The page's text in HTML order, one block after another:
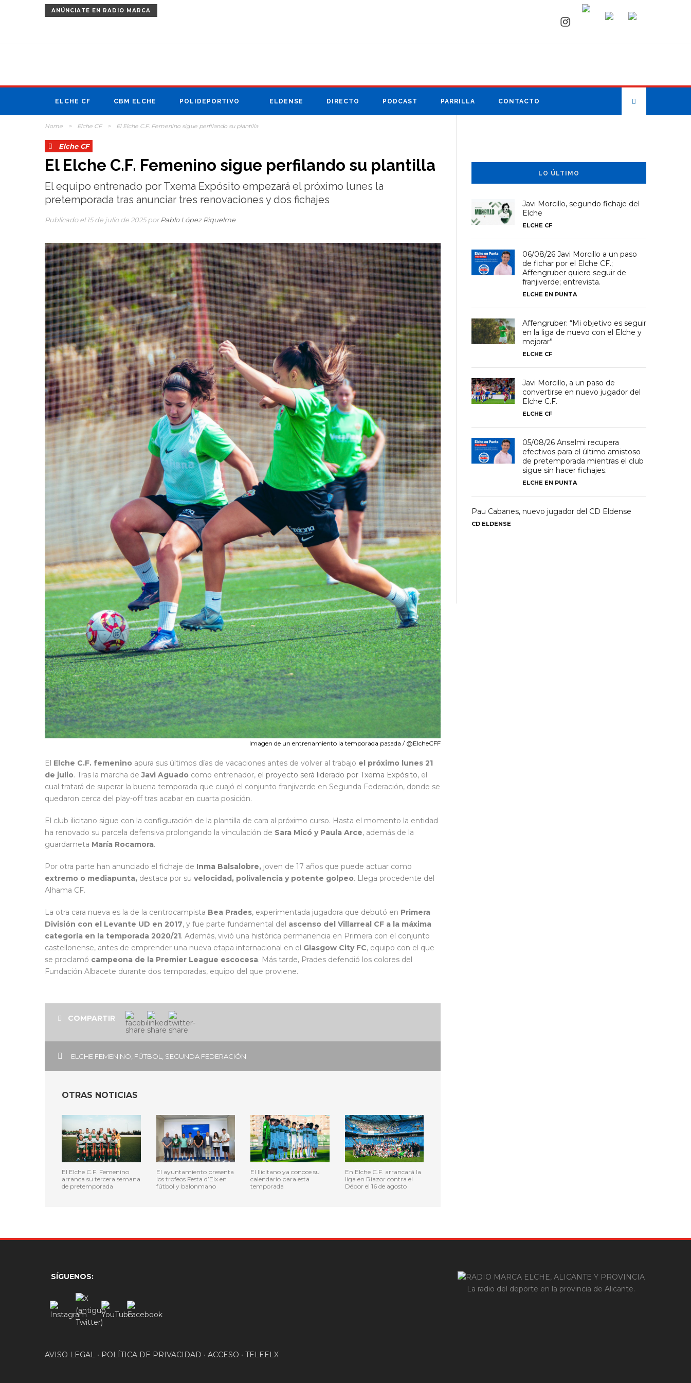
ANÚNCIATE EN RADIO MARCA
ELCHE CF CBM ELCHE POLIDEPORTIVO ELDENSE DIRECTO PODCAST PARRILLA CONTACTO
Home > Elche CF > El Elche C.F. Femenino sigue perfilando su plantilla
Elche CF
El Elche C.F. Femenino sigue perfilando su plantilla
El equipo entrenado por Txema Expósito empezará el próximo lunes la
pretemporada tras anunciar tres renovaciones y dos fichajes
Publicado el 15 de julio de 2025 por Pablo López Riquelme
Imagen de un entrenamiento la temporada pasada / @ElcheCFF
El Elche C.F. femenino apura sus últimos días de vacaciones antes de volver al trabajo el próximo lunes 21
de julio. Tras la marcha deJavi Aguado como entrenador, el proyecto será liderado por Txema Expósito, el
cual tratará de superar la buena temporada que cuajó el conjunto franjiverde en Segunda Federación, donde se
quedaron cerca del play-off tras acabar en cuarta posición.
El club ilicitano sigue con la configuración de la plantilla de cara al próximo curso. Hasta el momento la entidad
ha renovado su parcela defensiva prolongando la vinculación de Sara Micó y Paula Arce, además de la
guardameta María Rocamora.
Por otra parte han anunciado el fichaje de Inma Balsalobre, joven de 17 años que puede actuar como
extremo o mediapunta, destaca por su velocidad, polivalencia y potente golpeo. Llega procedente del
Alhama CF.
La otra cara nueva es la de la centrocampista Bea Prades, experimentada jugadora que debutó en Primera
División con el Levante UD en 2017, y fue parte fundamental del ascenso del Villarreal CF a la máxima
categoría en la temporada 2020/21. Además, vivió una histórica permanencia en Primera con el conjunto
castellonense, antes de emprender una nueva etapa internacional en el Glasgow City FC, equipo con el que
se proclamó campeona de la Premier League escocesa. Más tarde, Prades defendió los colores del
Fundación Albacete durante dos temporadas, equipo del que proviene.
COMPARTIR
ELCHE FEMENINO FÚTBOL SEGUNDA FEDERACIÓN
OTRAS NOTICIAS
El Elche C.F. Femenino
arranca su tercera semana
de pretemporada
El ayuntamiento presenta
los trofeos Festa d’Elx en
fútbol y balonmano
El Ilicitano ya conoce su
calendario para esta
temporada
En Elche C.F. arrancará la
liga en Riazor contra el
Dépor el 16 de agosto
LO ÚLTIMO
Javi Morcillo, segundo fichaje del
Elche
ELCHE CF
06/08/26 Javi Morcillo a un paso
de fichar por el Elche CF.;
Affengruber quiere seguir de
franjiverde; entrevista.
ELCHE EN PUNTA
Affengruber: “Mi objetivo es seguir
en la liga de nuevo con el Elche y
mejorar”
ELCHE CF
Javi Morcillo, a un paso de
convertirse en nuevo jugador del
Elche C.F.
ELCHE CF
05/08/26 Anselmi recupera
efectivos para el último amistoso
de pretemporada mientras el club
sigue sin hacer fichajes.
ELCHE EN PUNTA
Pau Cabanes, nuevo jugador del CD Eldense
CD ELDENSE
SÍGUENOS:
AVISO LEGAL • POLÍTICA DE PRIVACIDAD • ACCESO • TELEELX
La radio del deporte en la provincia de Alicante.